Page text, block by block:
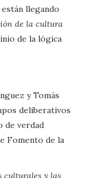
llegando
de la cultura
de la lógica
y Tomás
deliberativos
de verdad
Fomento de la
culturales y las